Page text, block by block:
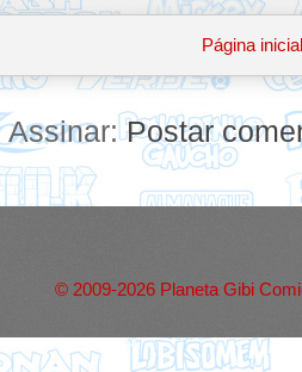
Página inicial
Assinar:Postar
© 2009-2026 Planeta Gibi